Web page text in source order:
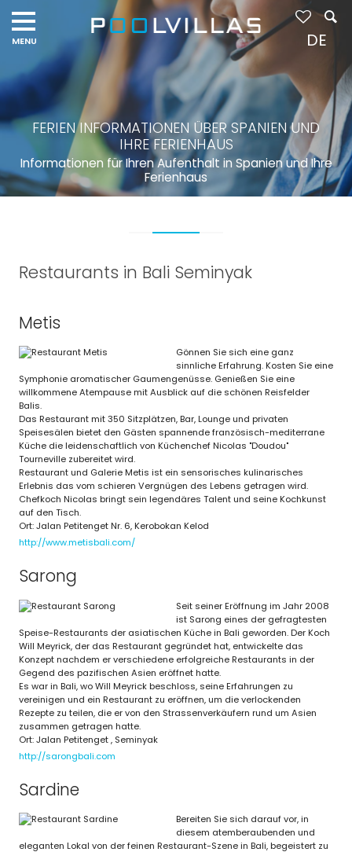
FERIEN INFORMATIONEN ÜBER SPANIEN UND
IHRE FERIENHAUS
Informationen für Ihren Aufenthalt in Spanien und Ihre
Ferienhaus
Restaurants in Bali Seminyak
Metis
Gönnen Sie sich eine ganz
sinnliche Erfahrung. Kosten Sie eine
Symphonie aromatischer Gaumengenüsse. Genießen Sie eine
willkommene Atempause mit Ausblick auf die schönen Reisfelder
Balis.
Das Restaurant mit 350 Sitzplätzen, Bar, Lounge und privaten
Speisesälen bietet den Gästen spannende französisch-mediterrane
Küche die leidenschaftlich von Küchenchef Nicolas "Doudou"
Tourneville zubereitet wird.
Restaurant und Galerie Metis ist ein sensorisches kulinarisches
Erlebnis das vom schieren Vergnügen des Lebens getragen wird.
Chefkoch Nicolas bringt sein legendäres Talent und seine Kochkunst
auf den Tisch.
Ort: Jalan Petitenget Nr. 6, Kerobokan Kelod
http://www.metisbali.com/
Sarong
Seit seiner Eröffnung im Jahr 2008
ist Sarong eines der gefragtesten
Speise-Restaurants der asiatischen Küche in Bali geworden. Der Koch
Will Meyrick, der das Restaurant gegründet hat, entwickelte das
Konzept nachdem er verschiedene erfolgreiche Restaurants in der
Gegend des pazifischen Asien eröffnet hatte.
Es war in Bali, wo Will Meyrick beschloss, seine Erfahrungen zu
vereinigen und ein Restaurant zu eröffnen, um die verlockenden
Rezepte zu teilen, die er von den Strassenverkäufern rund um Asien
zusammen getragen hatte.
Ort: Jalan Petitenget , Seminyak
http://sarongbali.com
Sardine
Bereiten Sie sich darauf vor, in
diesem atemberaubenden und
eleganten Lokal von der feinen Restaurant-Szene in Bali, begeistert zu
DE